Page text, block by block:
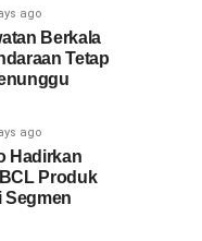
ago
Berkala
Tetap
ago
Hadirkan
Produk
Segmen